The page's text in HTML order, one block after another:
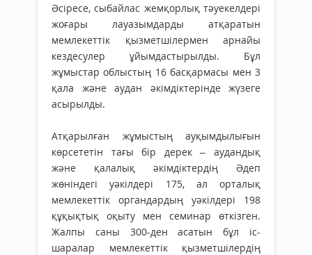
Әсіресе, сыбайлас жемқорлық тәуекелдері
жоғары лауазымдарды атқаратын
мемлекеттік қызметшілермен арнайы
кездесулер ұйымдастырылды. Бұл
жұмыстар облыстың 16 басқармасы мен 3
қала және аудан әкімдіктерінде жүзеге
асырылды.
Атқарылған жұмыстың ауқымдылығын
көрсететін тағы бір дерек – аудандық
және қалалық әкімдіктердің Әдеп
жөніндегі уәкілдері 175, ал орталық
мемлекеттік органдардың уәкілдері 198
құқықтық оқыту мен семинар өткізген.
Жалпы саны 300-ден асатын бұл іс-
шаралар мемлекеттік қызметшілердің